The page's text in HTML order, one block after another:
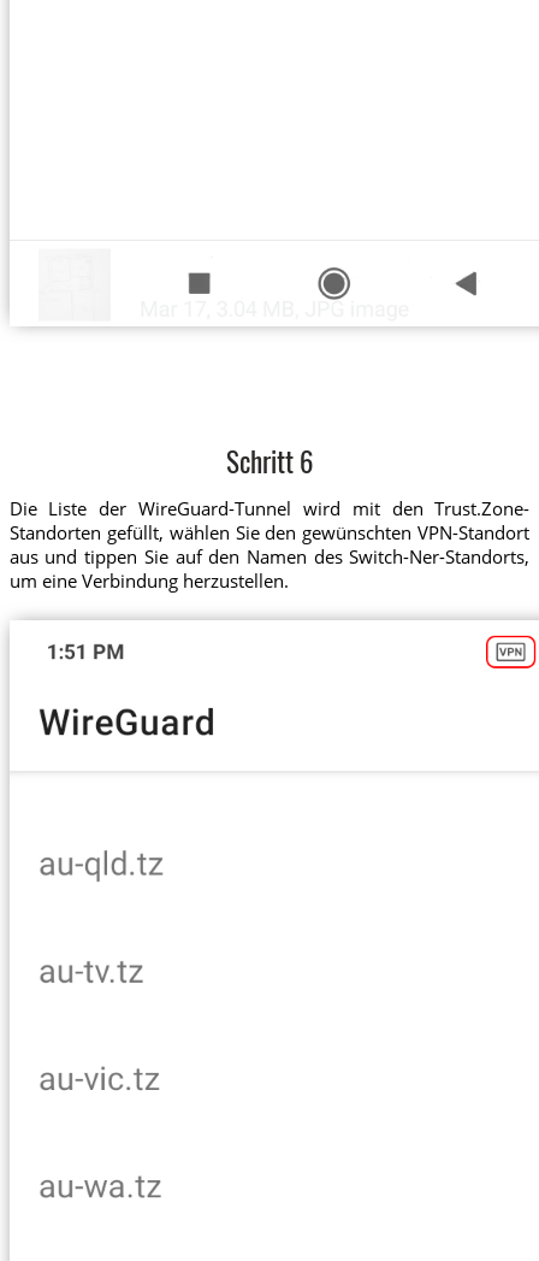
Schritt 6
Die Liste der WireGuard-Tunnel wird mit den Trust.Zone-
Standorten gefüllt, wählen Sie den gewünschten VPN-Standort
aus und tippen Sie auf den Namen des Switch-Ner-Standorts,
um eine Verbindung herzustellen.